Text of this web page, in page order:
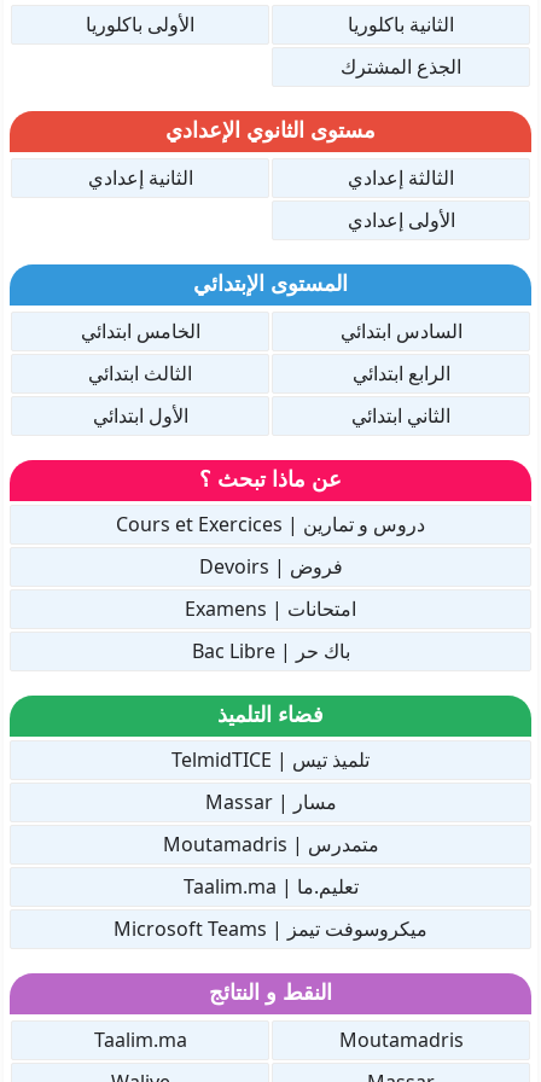
الثانية باكلوريا
الأولى باكلوريا
الجذع المشترك
مستوى الثانوي الإعدادي
الثالثة إعدادي
الثانية إعدادي
الأولى إعدادي
المستوى الإبتدائي
السادس ابتدائي
الخامس ابتدائي
الرابع ابتدائي
الثالث ابتدائي
الثاني ابتدائي
الأول ابتدائي
عن ماذا تبحث ؟
دروس و تمارين | Cours et Exercices
فروض | Devoirs
امتحانات | Examens
باك حر | Bac Libre
فضاء التلميذ
تلميذ تيس | TelmidTICE
مسار | Massar
متمدرس | Moutamadris
تعليم.ما | Taalim.ma
ميكروسوفت تيمز | Microsoft Teams
النقط و النتائج
Moutamadris
Taalim.ma